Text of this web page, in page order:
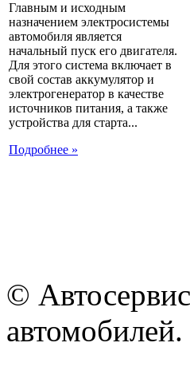
Главным и исходным
назначением электросистемы
автомобиля является
начальный пуск его двигателя.
Для этого система включает в
свой состав аккумулятор и
электрогенератор в качестве
источников питания, а также
устройства для старта...
Подробнее »
©
автомобилей.